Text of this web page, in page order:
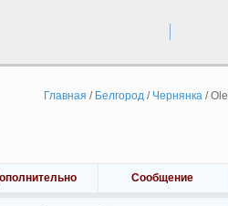
Главная / Белгород/ Чернянка/
Сообщение